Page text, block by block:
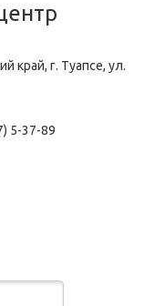
край, г. Туапсе, ул.
5-37-89